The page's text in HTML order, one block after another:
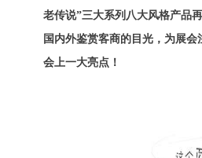
老传说”三大系列八大风格产品
国内外鉴赏客商的目光，为展
会上一大亮点！